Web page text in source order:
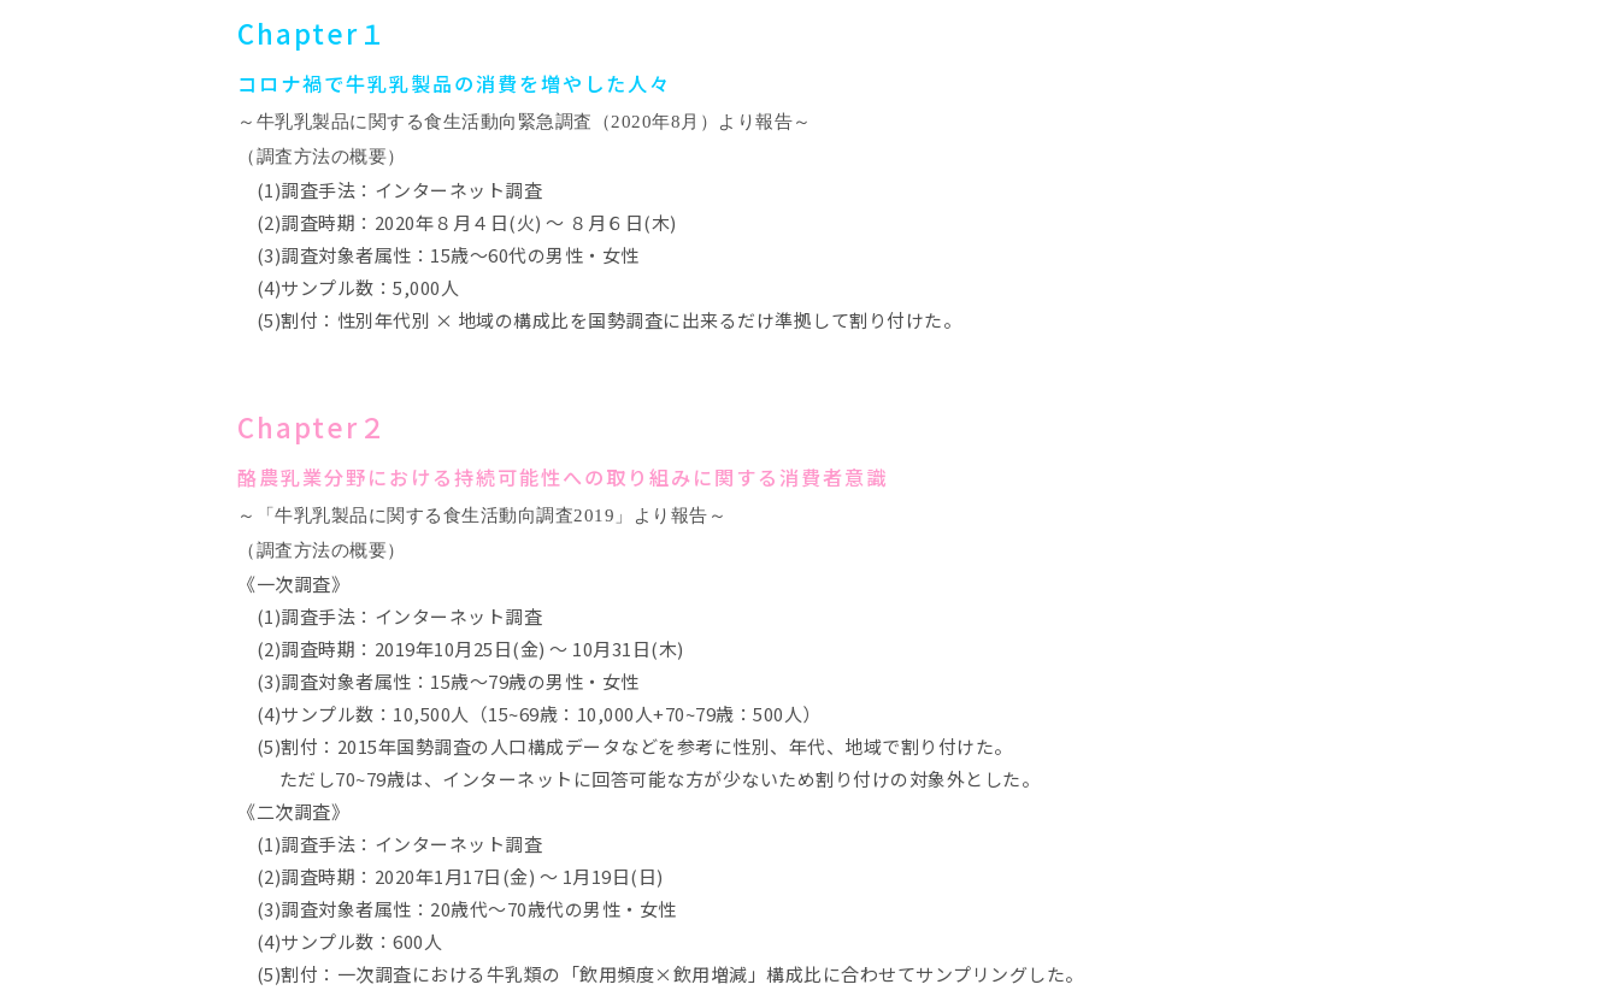
Chapter１
コロナ禍で牛乳乳製品の消費を増やした人々
～牛乳乳製品に関する食生活動向緊急調査（2020年8 月）より報告～
（調査方法の概要）
(1)調査手法：インターネット調査
(2)調査時期：2020年８月４日(火) ～ ８月６日(木)
(3)調査対象者属性：15歳～60代の男性・女性
(4)サンプル数：5,000人
(5)割付：性別年代別 × 地域の構成比を国勢調査に出来るだけ準拠して割り付けた。
Chapter２
酪農乳業分野における持続可能性への取り組みに関する消費者意識
～「牛乳乳製品に関する食生活動向調査2019 」より報告～
（調査方法の概要）
《一次調査》
(1)調査手法：インターネット調査
(2)調査時期：2019年10月25日(金) ～ 10月31日(木)
(3)調査対象者属性：15歳～79歳の男性・女性
(4)サンプル数：10,500人（15~69歳：10,000人+70~79歳：500人）
(5)割付：2015年国勢調査の人口構成データなどを参考に性別、年代、地域で割り付けた。
ただし70~79歳は、インターネットに回答可能な方が少ないため割り付けの対象外とした。
《二次調査》
(1)調査手法：インターネット調査
(2)調査時期：2020年1月17日(金) ～ 1月19日(日)
(3)調査対象者属性：20歳代～70歳代の男性・女性
(4)サンプル数：600人
(5)割付：一次調査における牛乳類の「飲用頻度×飲用増減」構成比に合わせてサンプリングした。